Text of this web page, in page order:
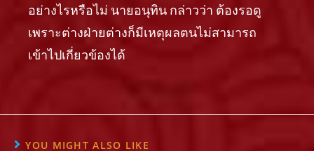
อย่างไรหรือไม่ นายอนุทิน กล่าวว่า ต้องรอดู
เพราะต่างฝ่ายต่างก็มีเหตุผลตนไม่สามารถ
เข้าไปเกี่ยวข้องได้
YOU MIGHT ALSO LIKE